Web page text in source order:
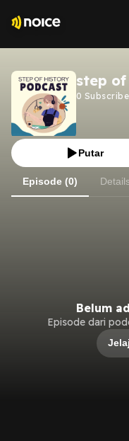
step
0
Putar
Episode (0)
Belum
Episode dari